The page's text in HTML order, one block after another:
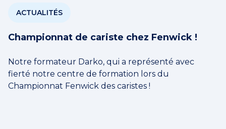
ACTUALITÉS
Championnat de cariste chez Fenwick !
Notre formateur Darko, qui a représenté avec
fierté notre centre de formation lors du
Championnat Fenwick des caristes !